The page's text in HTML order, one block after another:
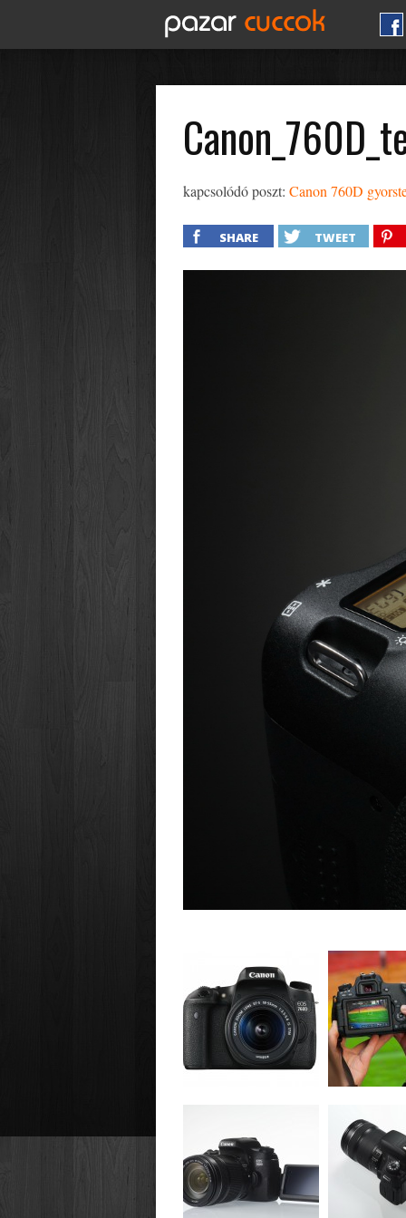
kapcsolódó poszt:Canon 760D
SHARE TWEET